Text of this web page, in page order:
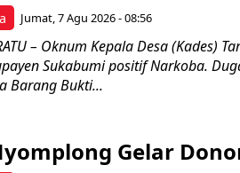
Jumat, 7 Agu 2026 - 08:56
– Oknum Kepala Desa (Kades)
Sukabumi positif Narkoba.
Barang Bukti...
Gelar